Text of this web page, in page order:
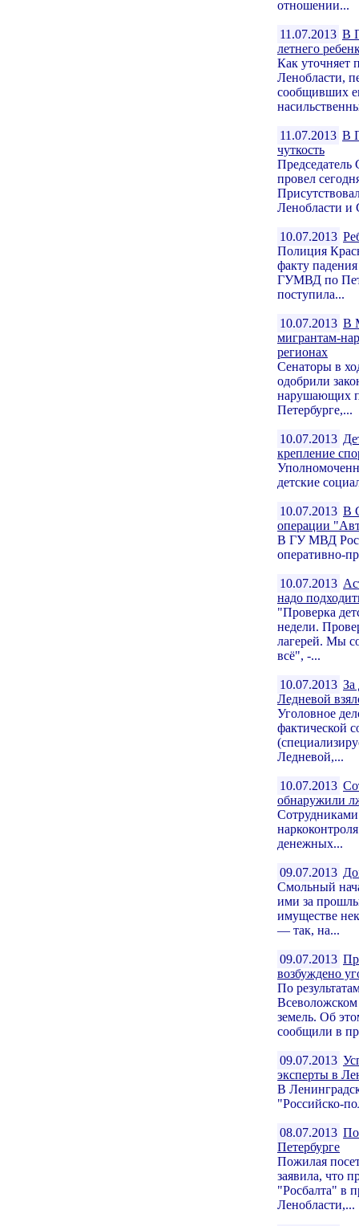
отношении...
11.07.2013 В
летнего
Как уточняет
Ленобласти,
сообщивших
11.07.2013 В
чуткость
провел
Ленобласти и
10.07.2013
Полиция
факту
ГУМВД по
поступила...
10.07.2013 В
мигрантам-
регионах
Сенаторы в
одобрили
нарушающих
Петербурге,...
10.07.2013
крепление
детские
10.07.2013 В
операции
В ГУ МВД
оперативно-
10.07.2013
надо
"Проверка
недели.
лагерей. Мы
всё", -...
10.07.2013 За
Ледневой
Уголовное
фактической
Ледневой,...
10.07.2013
обнаружили
Сотрудниками
денежных...
09.07.2013
Смольный
ими за
имуществе
— так, на...
09.07.2013
возбуждено
По
Всеволожском
земель. Об
сообщили в
09.07.2013
эксперты в
В
"Российско-
08.07.2013
Петербурге
Пожилая
заявила, что
"Росбалта" в
Ленобласти,...